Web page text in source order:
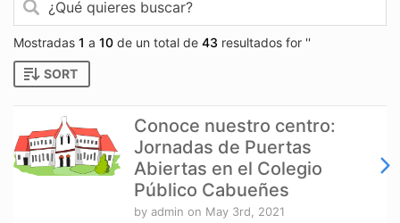
Mostradas 1 a 10 de un total de 43 resultados for ''
SORT
Conoce nuestro centro:
Jornadas de Puertas
Abiertas en el Colegio
Público Cabueñes
by admin on May 3rd, 2021